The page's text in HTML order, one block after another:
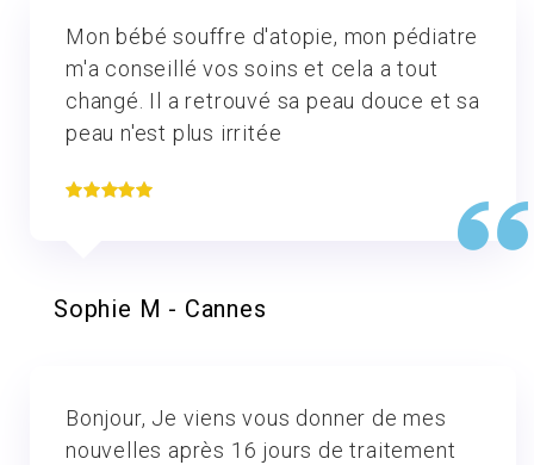
Mon bébé souffre d'atopie, mon pédiatre
m'a conseillé vos soins et cela a tout
changé. Il a retrouvé sa peau douce et sa
peau n'est plus irritée
Sophie M - Cannes
Bonjour, Je viens vous donner de mes
nouvelles après 16 jours de traitement